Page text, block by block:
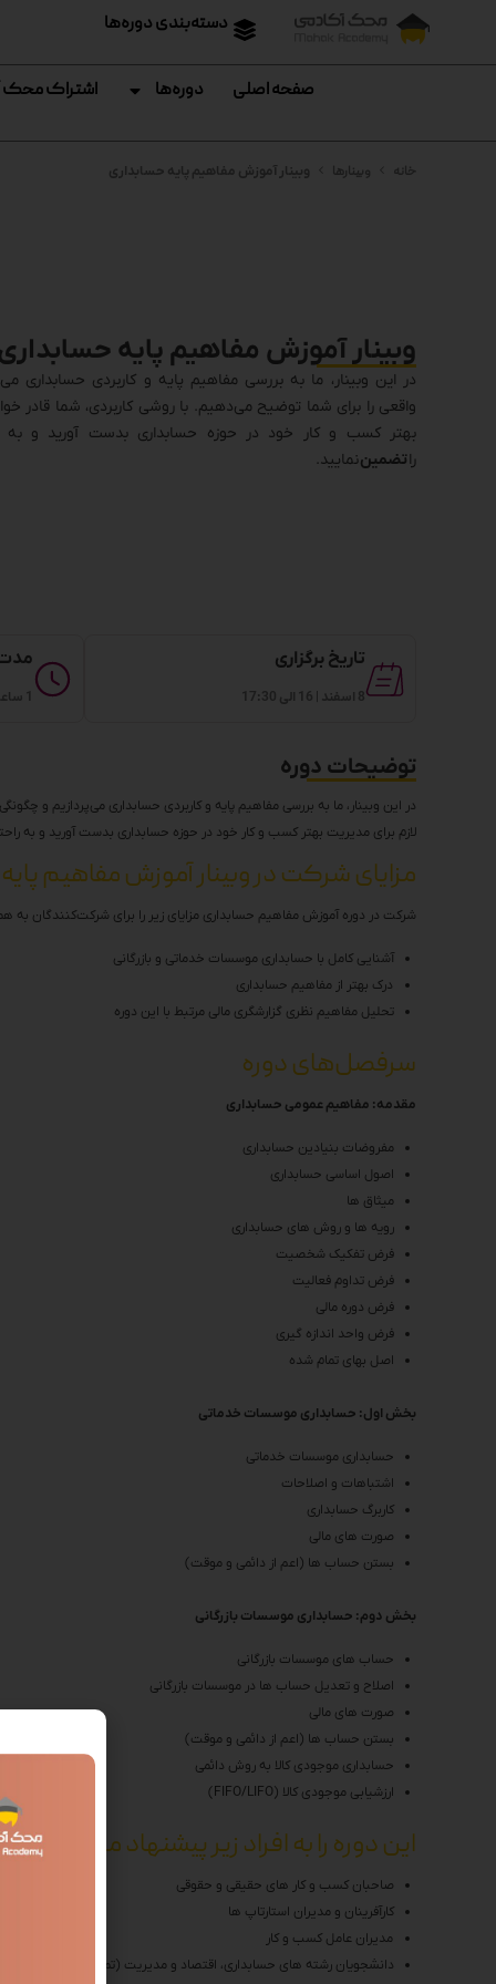
دسته‌بندی دوره‌ها
صفحه اصلی دوره‌ها اشتراک محک
خانه وبینارها وبینار آموزش مفاهیم پایه حسابداری
وبینار آموزش مفاهیم پایه
در این وبینار، ما به بررسی مفاهیم پایه و کاربردی حسابداری
واقعی را برای شما توضیح می‌دهیم. با روشی کاربردی، شما قادر
بهتر کسب و کار خود در حوزه حسابداری بدست آورید و
راتضمیننمایید.
تاریخ برگزاری
8 اسفند | 16 الی 17:30
مدت
1 ساعت و 30 دقیقه
توضیحات دوره
در این وبینار، ما به بررسی مفاهیم پایه و کاربردی حسابداری می‌پردازیم و
لازم برای مدیریت بهتر کسب و کار خود در حوزه حسابداری بدست آورید و به
مزایای شرکت در وبینار آموزش مفاهیم
شرکت در دوره آموزش مفاهیم حسابداری مزایای زیر را برای شرکت‌کنندگان به
آشنایی کامل با حسابداری موسسات خدماتی و بازرگانی
درک بهتر از مفاهیم حسابداری
تحلیل مفاهیم نظری گزارشگری مالی مرتبط با این دوره
سرفصل‌های دوره
مقدمه: مفاهیم عمومی حسابداری
مفروضات بنیادین حسابداری
اصول اساسی حسابداری
میثاق ها
رویه ها و روش های حسابداری
فرض تفکیک شخصیت
فرض تداوم فعالیت
فرض دوره مالی
فرض واحد اندازه گیری
اصل بهای تمام شده
بخش اول: حسابداری موسسات خدماتی
حسابداری موسسات خدماتی
اشتباهات و اصلاحات
کاربرگ حسابداری
صورت های مالی
بستن حساب ها (اعم از دائمی و موقت)
بخش دوم: حسابداری موسسات بازرگانی
حساب های موسسات بازرگانی
اصلاح و تعدیل حساب ها در موسسات بازرگانی
صورت های مالی
بستن حساب ها (اعم از دائمی و موقت)
حسابداری موجودی کالا به روش دائمی
ارزشیابی موجودی کالا (FIFO/LIFO)
این دوره را به افراد زیر پیشنهاد می‌کنیم
صاحبان کسب و کار های حقیقی و حقوقی
کارآفرینان و مدیران استارتاپ ها
مدیران عامل کسب و کار
دانشجویان رشته های حسابداری، اقتصاد و مدیریت (تمامی گرایش ها)